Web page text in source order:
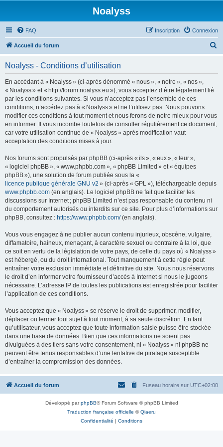
Noalyss
FAQ Connexion
Inscription
Accueil du forum
Noalyss - Conditions d’utilisation
En accédant à « Noalyss » (ci-après dénommé « nous », « notre », « nos »,
« Noalyss » et « http://forum.noalyss.eu »), vous acceptez d’être légalement lié
par les conditions suivantes. Si vous n’acceptez pas l’ensemble de ces
conditions, n’accédez pas à « Noalyss » et ne l’utilisez pas. Nous pouvons
modifier ces conditions à tout moment et nous ferons de notre mieux pour vous
en informer. Il vous incombe toutefois de consulter régulièrement ce document,
car votre utilisation continue de « Noalyss » après modification vaut
acceptation des conditions mises à jour.
Nos forums sont propulsés par phpBB (ci-après « ils », « eux », « leur »,
« logiciel phpBB », « www.phpbb.com », « phpBB Limited » et « équipes
phpBB »), une solution de forum publiée sous la «
licence publique générale GNU v2 » (ci-après « GPL »), téléchargeable depuis
www.phpbb.com (en anglais). Le logiciel phpBB ne fait que faciliter les
discussions sur Internet ; phpBB Limited n’est pas responsable du contenu ni
du comportement autorisés ou interdits sur ce site. Pour plus d’informations sur
phpBB, consultez : https://www.phpbb.com/(en anglais).
Vous vous engagez à ne publier aucun contenu injurieux, obscène, vulgaire,
diffamatoire, haineux, menaçant, à caractère sexuel ou contraire à la loi, que
ce soit en vertu de la législation de votre pays, de celle du pays où « Noalyss »
est hébergé, ou du droit international. Tout manquement à cette règle peut
entraîner votre exclusion immédiate et définitive du site. Nous nous réservons
le droit d’en informer votre fournisseur d’accès à Internet si nous le jugeons
nécessaire. L’adresse IP de toutes les publications est enregistrée pour faciliter
l’application de ces conditions.
Vous acceptez que « Noalyss » se réserve le droit de supprimer, modifier,
déplacer ou fermer tout sujet à tout moment, à sa seule discrétion. En tant
qu’utilisateur, vous acceptez que toute information saisie puisse être stockée
dans une base de données. Bien que ces informations ne soient pas
divulguées à des tiers sans votre consentement, ni « Noalyss » ni phpBB ne
peuvent être tenus responsables d’une tentative de piratage susceptible
d’entraîner la compromission des données.
Accueil du forum Fuseau horaire sur UTC+02:00
Développé parphpBB® Forum Software © phpBB Limited
Traduction française officielle ©Qiaeru
Confidentialité | Conditions